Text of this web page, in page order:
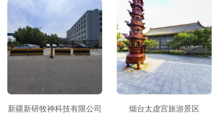
新疆新研牧神科技有限公司 烟台太虚宫旅游景区